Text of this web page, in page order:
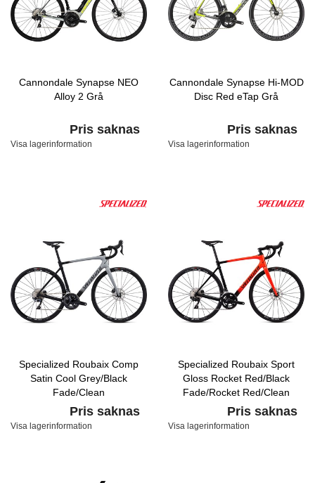
Cannondale Synapse NEO
Alloy 2 Grå
Pris saknas
Visa lagerinformation
Cannondale Synapse Hi-MOD
Disc Red eTap Grå
Pris saknas
Visa lagerinformation
Specialized Roubaix Comp
Satin Cool Grey/Black
Fade/Clean
Pris saknas
Visa lagerinformation
Specialized Roubaix Sport
Gloss Rocket Red/Black
Fade/Rocket Red/Clean
Pris saknas
Visa lagerinformation